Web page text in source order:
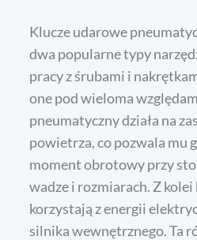
Klucze udarowe
dwa popularne typy
pracy z śrubami i
one pod wieloma
pneumatyczny działa na
powietrza, co pozwala mu
moment obrotowy przy
wadze i rozmiarach. Z
korzystają z energii
silnika wewnętrznego. Ta